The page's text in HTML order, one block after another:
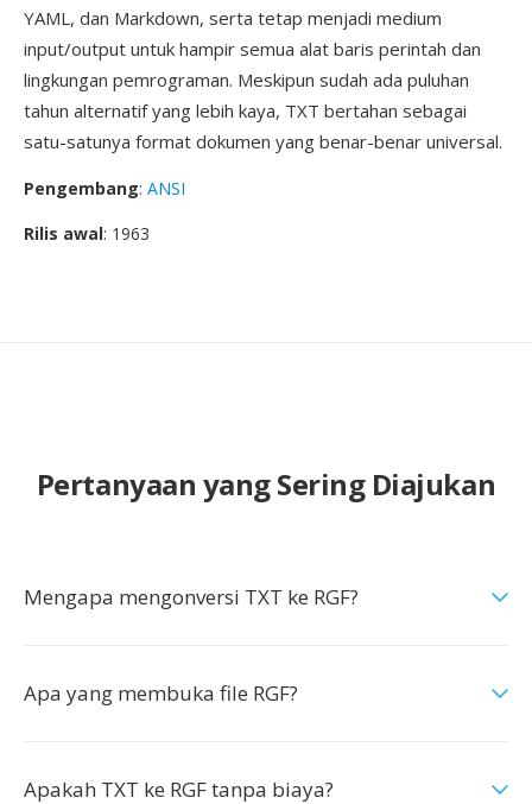
YAML, dan Markdown, serta tetap menjadi medium
input/output untuk hampir semua alat baris perintah dan
lingkungan pemrograman. Meskipun sudah ada puluhan
tahun alternatif yang lebih kaya, TXT bertahan sebagai
satu-satunya format dokumen yang benar-benar universal.
Pengembang: ANSI
Rilis awal: 1963
Pertanyaan yang Sering Diajukan
Mengapa mengonversi TXT ke RGF?
Apa yang membuka file RGF?
Apakah TXT ke RGF tanpa biaya?